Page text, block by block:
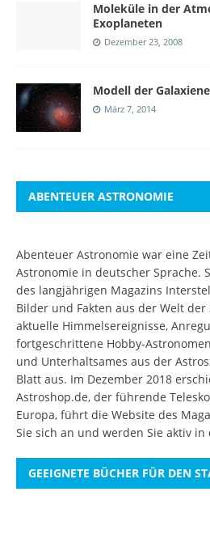
Moleküle in der
Exoplaneten
Dezember 23, 2008
Modell der
März 7, 2014
ABENTEUER ASTRONOMIE
Abenteuer Astronomie war eine
Astronomie in deutscher Sprache.
des langjährigen Magazins
Bilder und Fakten aus der Welt
aktuelle Himmelsereignisse,
fortgeschrittene Hobby-
und Unterhaltsames aus der
Blatt aus. Im Dezember 2018
Astroshop.de, der führende
Europa, führt die Website des
Sie sich an und werden Sie aktiv in
GEEIGNETE BÜCHER FÜR DEN